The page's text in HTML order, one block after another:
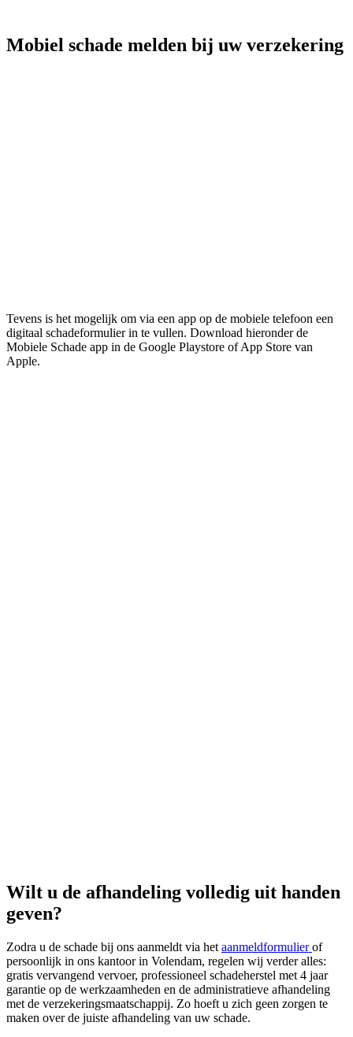
Mobiel schade melden bij uw verzekering
Tevens is het mogelijk om via een app op de mobiele telefoon een
digitaal schadeformulier in te vullen. Download hieronder de
Mobiele Schade app in de Google Playstore of App Store van
Apple.
Wilt u de afhandeling volledig uit handen
geven?
Zodra u de schade bij ons aanmeldt via het aanmeldformulier of
persoonlijk in ons kantoor in Volendam, regelen wij verder alles:
gratis vervangend vervoer, professioneel schadeherstel met 4 jaar
garantie op de werkzaamheden en de administratieve afhandeling
met de verzekeringsmaatschappij. Zo hoeft u zich geen zorgen te
maken over de juiste afhandeling van uw schade.